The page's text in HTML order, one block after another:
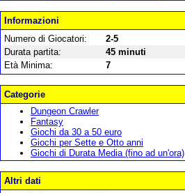
Informazioni
Numero di Giocatori:
2-5
Durata partita:
45 minuti
Età Minima:
7
Categorie
Dungeon Crawler
Fantasy
Giochi da 30 a 50 euro
Giochi per Sette e Otto anni
Giochi di Durata Media (fino ad un'ora)
Altri dati